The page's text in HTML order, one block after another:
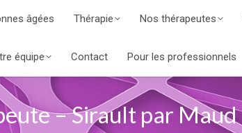
âgées Thérapie Nos thérapeutes
équipe Contact Pour les professionnels
– Sirault par Maud